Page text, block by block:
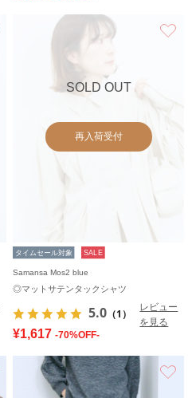
SOLD OUT
再入荷受付
タイムセール対象 SALE
Samansa Mos2 blue
◎マットサテンタックシャツ
5.0 （1）
レビュー
を見る
¥1,617 -70%OFF-
お気に入り